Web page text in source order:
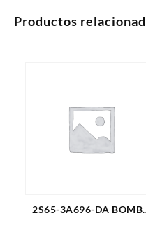
Productos
2S65-3A696-DA